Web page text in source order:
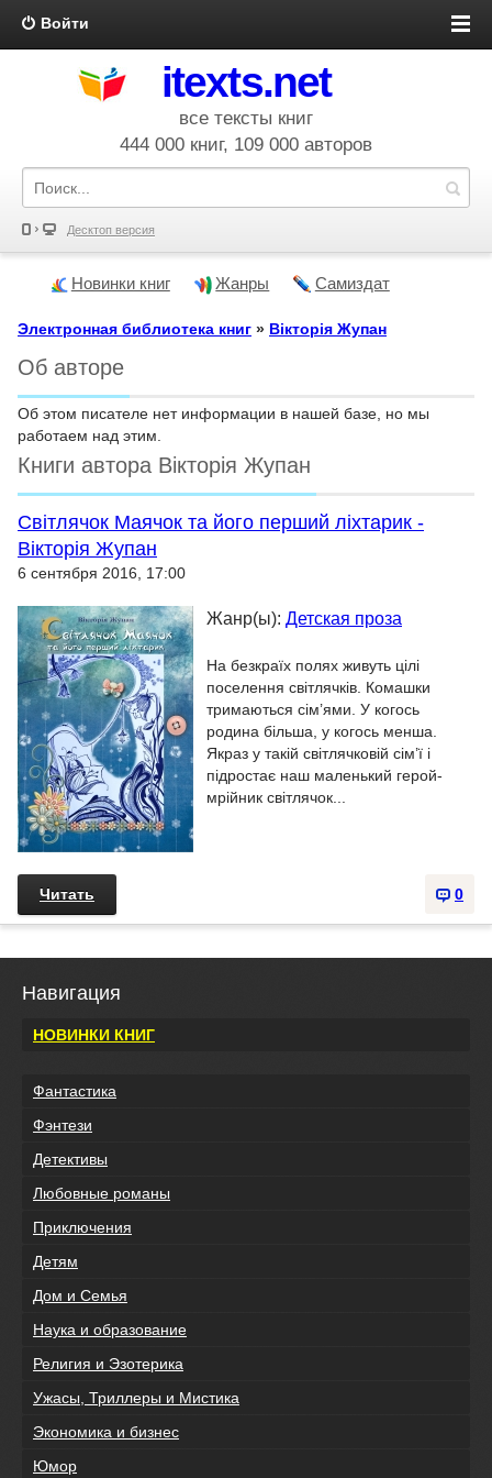
Войти
itexts.net
все тексты книг
444 000 книг, 109 000 авторов
Десктоп версия
Новинки книг Жанры Самиздат
Электронная библиотека книг » Вікторія Жупан
Об авторе
Об этом писателе нет информации в нашей базе, но мы
работаем над этим.
Книги автора Вікторія Жупан
Світлячок Маячок та його перший ліхтарик -
Вікторія Жупан
6 сентября 2016, 17:00
Жанр(ы): Детская проза
На безкраїх полях живуть цілі
поселення світлячків. Комашки
тримаються сім’ями. У когось
родина більша, у когось менша.
Якраз у такій світлячковій сім’ї і
підростає наш маленький герой-
мрійник світлячок...
0
Читать
Навигация
НОВИНКИ КНИГ
Фантастика
Фэнтези
Детективы
Любовные романы
Приключения
Детям
Дом и Семья
Наука и образование
Религия и Эзотерика
Ужасы, Триллеры и Мистика
Экономика и бизнес
Юмор